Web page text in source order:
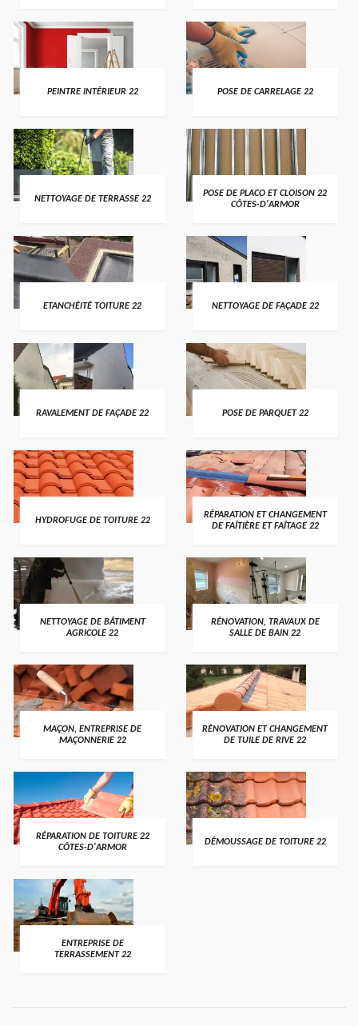
PEINTRE INTÉRIEUR 22 POSE DE CARRELAGE 22
NETTOYAGE DE TERRASSE 22
POSE DE PLACO ET CLOISON 22
CÔTES-D'ARMOR
ETANCHÉITÉ TOITURE 22 NETTOYAGE DE FAÇADE 22
RAVALEMENT DE FAÇADE 22 POSE DE PARQUET 22
HYDROFUGE DE TOITURE 22
RÉPARATION ET CHANGEMENT
DE FAÎTIÈRE ET FAÎTAGE 22
NETTOYAGE DE BÂTIMENT
AGRICOLE 22
RÉNOVATION, TRAVAUX DE
SALLE DE BAIN 22
MAÇON, ENTREPRISE DE
MAÇONNERIE 22
RÉNOVATION ET CHANGEMENT
DE TUILE DE RIVE 22
RÉPARATION DE TOITURE 22
CÔTES-D'ARMOR
DÉMOUSSAGE DE TOITURE 22
ENTREPRISE DE
TERRASSEMENT 22